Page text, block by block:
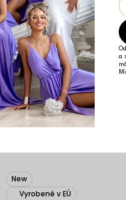
Petrolejové tvarujúce dlhé
CRUNCHA na jedno rameno
53,89 €
ONESIZE
New
Vyrobené v EÚ
a